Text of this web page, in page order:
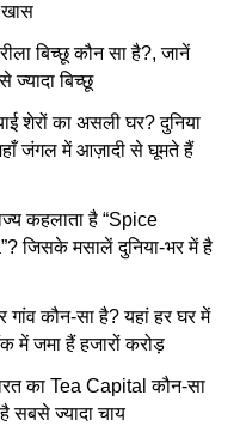
खास
बिच्छू कौन सा है?, जानें
ज्यादा बिच्छू
शेरों का असली घर? दुनिया
जंगल में आज़ादी से घूमते हैं
कहलाता है “Spice
जिसके मसालें दुनिया-भर में है
गांव कौन-सा है? यहां हर घर में
में जमा हैं हजारों करोड़
का Tea Capital कौन-सा
सबसे ज्यादा चाय